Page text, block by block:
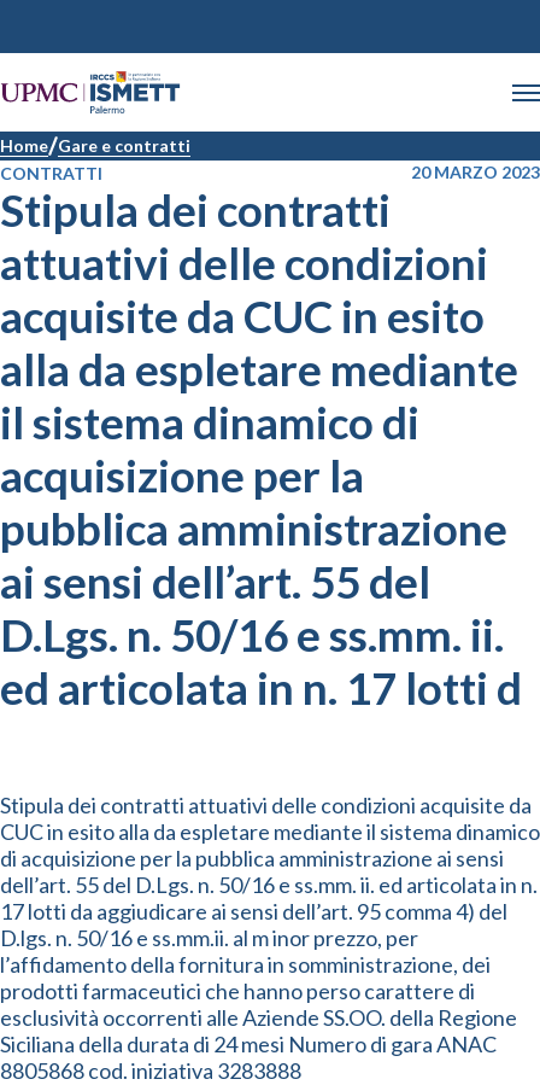
Home Gare e contratti
CONTRATTI
20 MARZO 2023
Stipula dei contratti
attuativi delle condizioni
acquisite da CUC in esito
alla da espletare mediante
il sistema dinamico di
acquisizione per la
pubblica amministrazione
ai sensi dell’art. 55 del
D.Lgs. n. 50/16 e ss.mm. ii.
ed articolata in n. 17 lotti d
Stipula dei contratti attuativi delle condizioni acquisite da
CUC in esito alla da espletare mediante il sistema dinamico
di acquisizione per la pubblica amministrazione ai sensi
dell’art. 55 del D.Lgs. n. 50/16 e ss.mm. ii. ed articolata in n.
17 lotti da aggiudicare ai sensi dell’art. 95 comma 4) del
D.lgs. n. 50/16 e ss.mm.ii. al m inor prezzo, per
l’affidamento della fornitura in somministrazione, dei
prodotti farmaceutici che hanno perso carattere di
esclusività occorrenti alle Aziende SS.OO. della Regione
Siciliana della durata di 24 mesi Numero di gara ANAC
8805868 cod. iniziativa 3283888